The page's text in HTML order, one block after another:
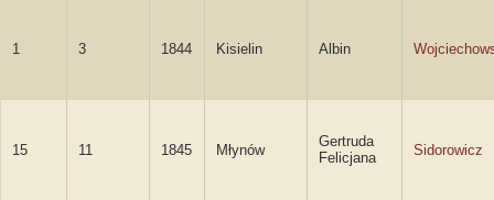
1 3 1844 Kisielin Albin
15 11 1845 Młynów
Gertruda
Felicjana
Sidorowicz